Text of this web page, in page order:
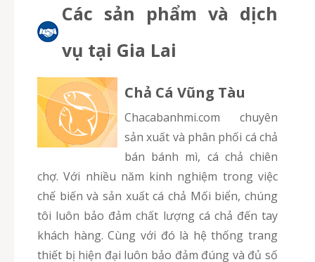
Các sản phẩm và dịch
vụ tại Gia Lai
Chả Cá Vũng Tàu
chacabanhmi.com chuyên
sản xuất và phân phối cá chả
bán bánh mì, cá chả chiên
chợ. Với nhiều năm kinh nghiệm trong việc
chế biến và sản xuất cá chả Mối biển, chúng
tôi luôn bảo đảm chất lượng cá chả đến tay
khách hàng. Cùng với đó là hệ thống trang
thiết bị hiện đại luôn bảo đảm đúng và đủ số